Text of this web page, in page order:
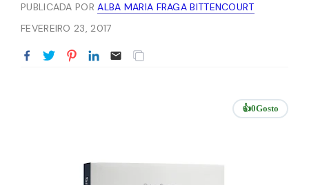
PUBLICADA PORALBA MARIA FRAGA BITTENCOURT
FEVEREIRO 23, 2017
👍0Gosto